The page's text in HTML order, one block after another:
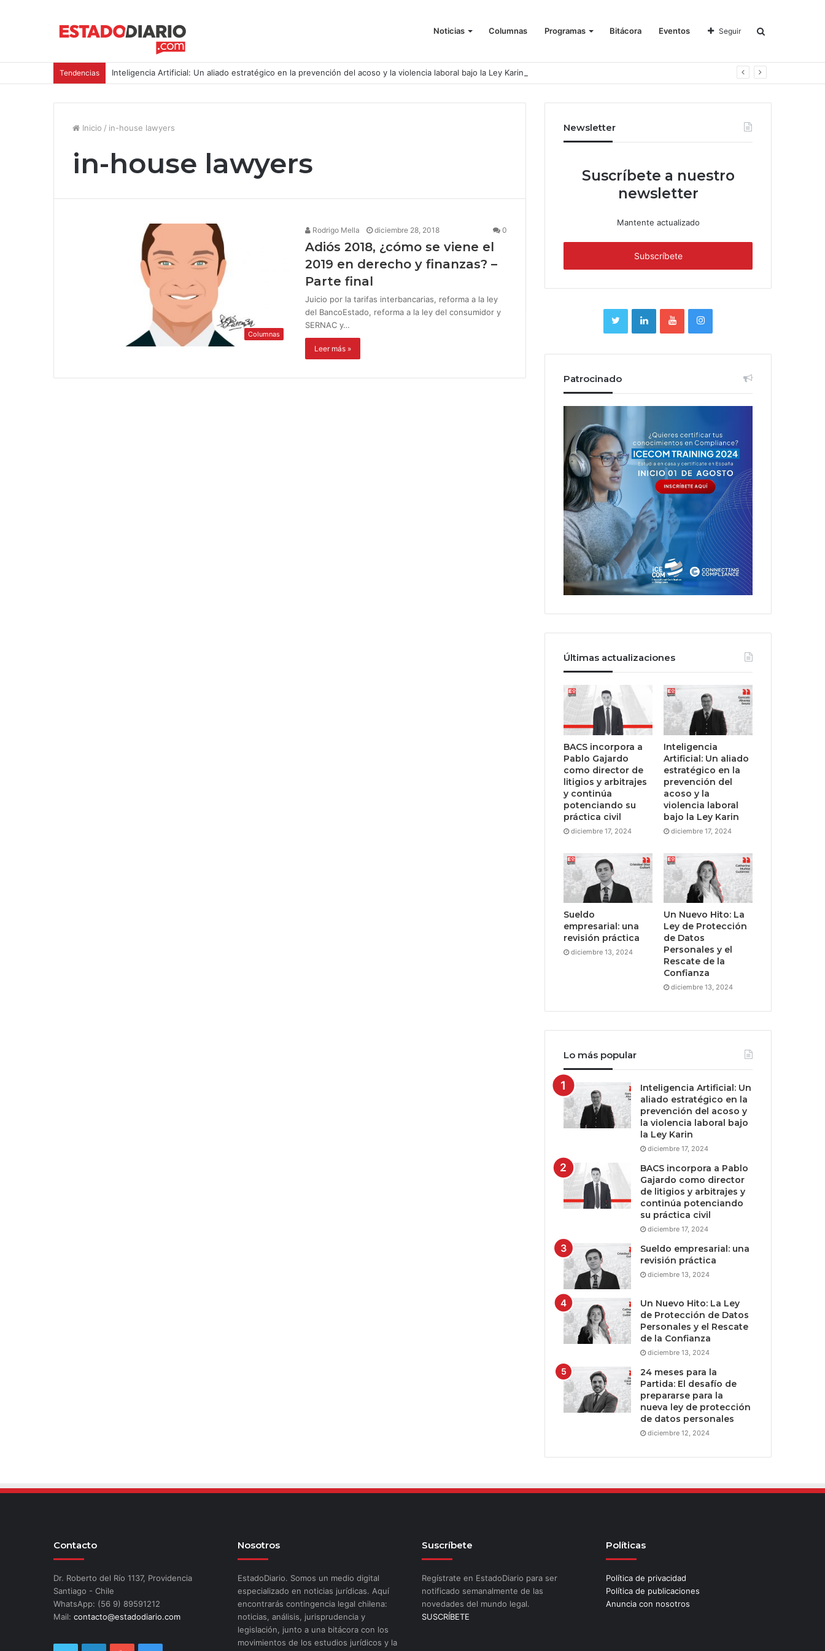
Noticias Columnas Programas Bitácora Eventos Seguir
Tendencias Inteligencia Artificial: Un aliado estratégico en la prevención del acoso y la violencia laboral bajo la Ley Karin
Inicio / in-house lawyers
in-house lawyers
Columnas
Rodrigo Mella diciembre 28, 2018 0
Adiós 2018, ¿cómo se viene el
2019 en derecho y finanzas? –
Parte final
Juicio por la tarifas interbancarias, reforma a la ley
del BancoEstado, reforma a la ley del consumidor y
SERNAC y…
Leer más »
Newsletter
Suscríbete a nuestro
newsletter
Mantente actualizado
Patrocinado
Últimas actualizaciones
BACS incorpora a
Pablo Gajardo
como director de
litigios y arbitrajes
y continúa
potenciando su
práctica civil
diciembre 17, 2024
Inteligencia
Artificial: Un aliado
estratégico en la
prevención del
acoso y la
violencia laboral
bajo la Ley Karin
diciembre 17, 2024
Sueldo
empresarial: una
revisión práctica
diciembre 13, 2024
Un Nuevo Hito: La
Ley de Protección
de Datos
Personales y el
Rescate de la
Confianza
diciembre 13, 2024
Lo más popular
Inteligencia Artificial: Un
aliado estratégico en la
prevención del acoso y
la violencia laboral bajo
la Ley Karin
diciembre 17, 2024
BACS incorpora a Pablo
Gajardo como director
de litigios y arbitrajes y
continúa potenciando
su práctica civil
diciembre 17, 2024
Sueldo empresarial: una
revisión práctica
diciembre 13, 2024
Un Nuevo Hito: La Ley
de Protección de Datos
Personales y el Rescate
de la Confianza
diciembre 13, 2024
24 meses para la
Partida: El desafío de
prepararse para la
nueva ley de protección
de datos personales
diciembre 12, 2024
Contacto
Dr. Roberto del Río 1137, Providencia
Santiago - Chile
WhatsApp: (56 9) 89591212
Mail: contacto@estadodiario.com
Nosotros
EstadoDiario. Somos un medio digital
especializado en noticias jurídicas. Aquí
encontrarás contingencia legal chilena:
noticias, análisis, jurisprudencia y
legislación, junto a una bitácora con los
movimientos de los estudios jurídicos y la
Suscríbete
Regístrate en EstadoDiario para ser
notificado semanalmente de las
novedades del mundo legal.
SUSCRÍBETE
Políticas
Política de privacidad
Política de publicaciones
Anuncia con nosotros